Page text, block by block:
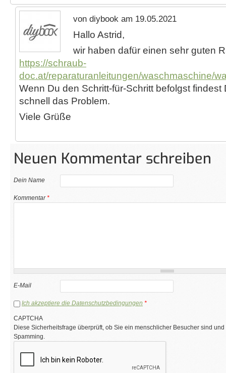
von diybook am 19.05.2021
Hallo Astrid,
wir haben dafür einen sehr guten
https://schraub-
doc.at/reparaturanleitungen/waschmaschine/
Wenn Du den Schritt-für-Schritt befolgst findest
schnell das Problem.
Viele Grüße
Neuen Kommentar schreiben
Dein Name
Kommentar*
E-Mail
Ich akzeptiere die Datenschutzbedingungen *
CAPTCHA
Diese Sicherheitsfrage überprüft, ob Sie ein menschlicher Besucher sind
Spamming.